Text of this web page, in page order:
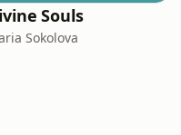
Souls
Sokolova